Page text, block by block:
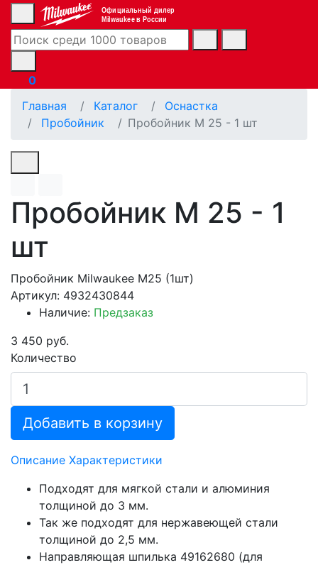
Официальный дилер
Milwaukee в России
0
Главная
Каталог
Оснастка
Пробойник
Пробойник M 25 - 1 шт
Пробойник M 25 - 1
шт
Пробойник Milwaukee M25 (1шт)
Артикул: 4932430844
Наличие: Предзаказ
3 450 руб.
Количество
Добавить в корзину
Описание Характеристики
Подходят для мягкой стали и алюминия
толщиной до 3 мм.
Так же подходят для нержавеющей стали
толщиной до 2,5 мм.
Направляющая шпилька 49162680 (для